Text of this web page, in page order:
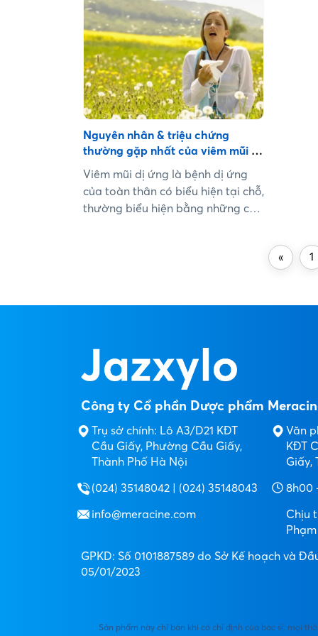
phát theo mùa nên người bệnh
thường chủ quan, không điều trị
dứt điểm, gây ra nhiều biến chứng
nghiêm trọng. ...
Nguyên nhân & triệu chứng
thường gặp nhất của viêm mũi dị
Viêm mũi dị ứng là bệnh dị ứng
của toàn thân có biểu hiện tại chỗ,
thường biểu hiện bằng những cơn
« 1
Công ty Cổ phần Dược phẩm
Trụ sở chính: Lô A3/D21 KĐT
Cầu Giấy, Phường Cầu Giấy,
Thành Phố Hà Nội
Văn
KĐT
Giấy,
(024) 35148042 | (024) 35148043
8h00
info@meracine.com
Chịu
GPKD: Số 0101887589 do Sở Kế hoạch và
05/01/2023
Sản phẩm này chỉ bán khi có chỉ định của bác sĩ, mọi